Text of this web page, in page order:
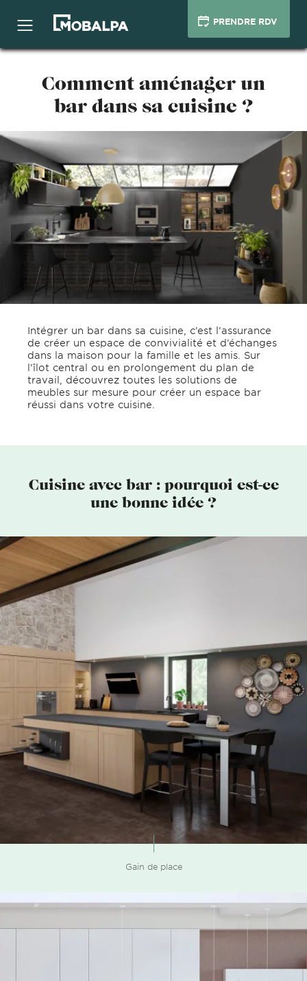
PRENDRE RDV
Comment aménager un
bar dans sa cuisine ?
Intégrer un bar dans sa cuisine, c’est l’assurance
de créer un espace de convivialité et d’échanges
dans la maison pour la famille et les amis. Sur
l’îlot central ou en prolongement du plan de
travail, découvrez toutes les solutions de
meubles sur mesure pour créer un espace bar
réussi dans votre cuisine.
Cuisine avec bar : pourquoi est-ce
une bonne idée ?
Gain de place